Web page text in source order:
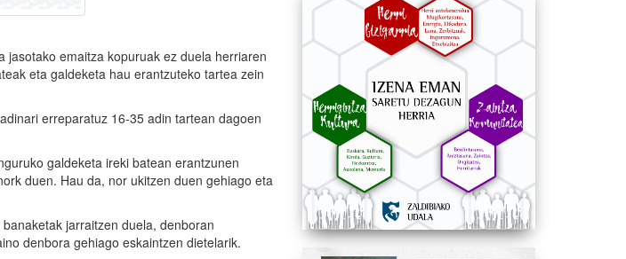
emaitza kopuruak ez duela herriaren
eta galdeketa hau erantzuteko tartea zein
erreparatuz 16-35 adin tartean dagoen
galdeketa ireki batean erantzunen
duen. Hau da, nor ukitzen duen gehiago eta
jarraitzen duela, denboran
denbora gehiago eskaintzen dietelarik.